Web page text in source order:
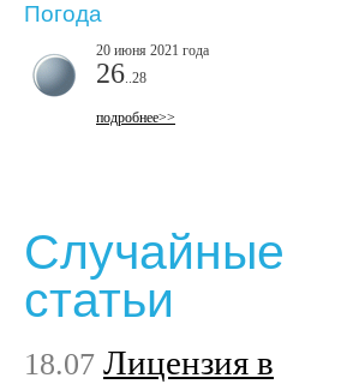
Погода
20 июня 2021 года
26 ..28
подробнее>>
Случайные
статьи
18.07 Лицензия в